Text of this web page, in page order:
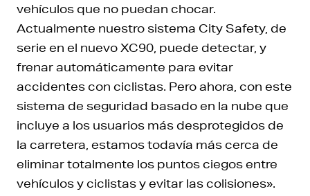
vehículos que no puedan chocar.
Actualmente nuestro sistema City Safety, de
serie en el nuevo XC90, puede detectar, y
frenar automáticamente para evitar
accidentes con ciclistas. Pero ahora, con este
sistema de seguridad basado en la nube que
incluye a los usuarios más desprotegidos de
la carretera, estamos todavía más cerca de
eliminar totalmente los puntos ciegos entre
vehículos y ciclistas y evitar las colisiones».